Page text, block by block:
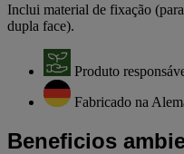
Inclui material de fixação
dupla face).
Produto
Fabricado na
Beneficios